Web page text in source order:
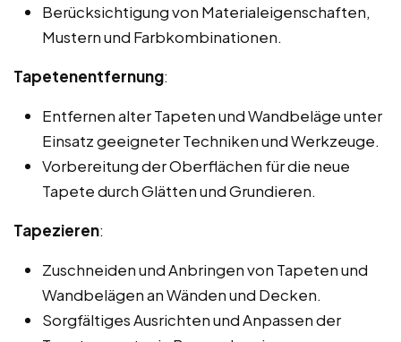
Berücksichtigung von Materialeigenschaften,
Mustern und Farbkombinationen.
Tapetenentfernung:
Entfernen alter Tapeten und Wandbeläge unter
Einsatz geeigneter Techniken und Werkzeuge.
Vorbereitung der Oberflächen für die neue
Tapete durch Glätten und Grundieren.
Tapezieren:
Zuschneiden und Anbringen von Tapeten und
Wandbelägen an Wänden und Decken.
Sorgfältiges Ausrichten und Anpassen der